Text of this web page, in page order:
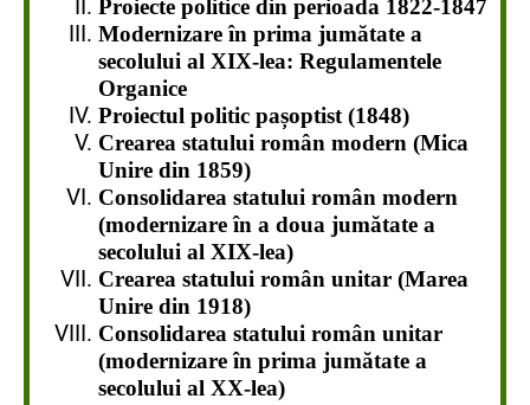
Proiecte politice din perioada 1822-1847
Modernizare în prima jumătate a
secolului al XIX-lea: Regulamentele
Organice
Proiectul politic pașoptist (1848)
Crearea statului român modern (Mica
Unire din 1859)
Consolidarea statului român modern
(modernizare în a doua jumătate a
secolului al XIX-lea)
Crearea statului român unitar (Marea
Unire din 1918)
Consolidarea statului român unitar
(modernizare în prima jumătate a
secolului al XX-lea)